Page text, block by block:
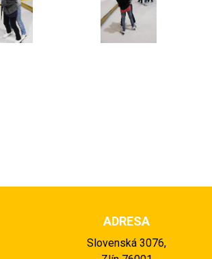
ADRESA
Slovenská 3076,